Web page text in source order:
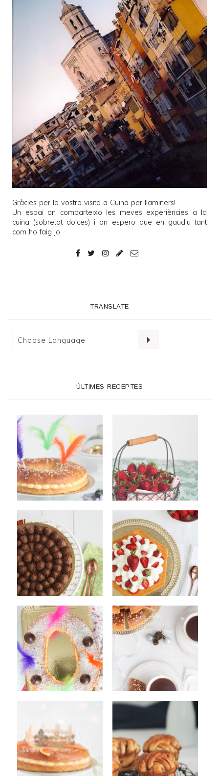
Gràcies per la vostra visita a Cuina per llaminers!
Un espai on comparteixo les meves experiències a la
cuina (sobretot dolces) i on espero que en gaudiu tant
com ho faig jo.
TRANSLATE
ÚLTIMES RECEPTES